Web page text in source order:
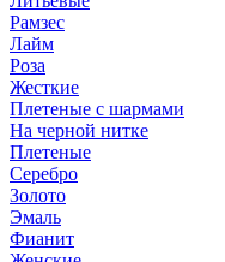
Рамзес
Лайм
Роза
Жесткие
Плетеные с шармами
На черной нитке
Плетеные
Серебро
Золото
Эмаль
Фианит